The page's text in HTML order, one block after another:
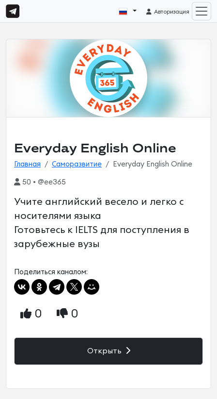
Авторизация
Everyday English Online
Главная Саморазвитие Everyday English Online
50 • @ee365
Учите английский весело и легко с
носителями языка
Готовьтесь к IELTS для поступления в
зарубежные вузы
Поделиться каналом:
0 0
Открыть